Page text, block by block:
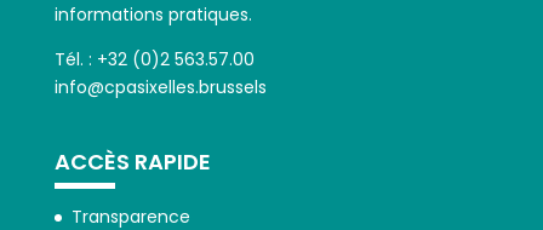
informations pratiques.
Tél. : +32 (0)2 563.57.00
info@cpasixelles.brussels
ACCÈS RAPIDE
Transparence